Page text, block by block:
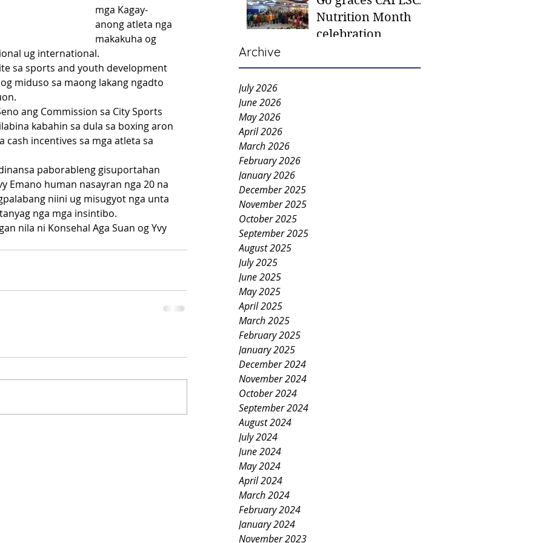
students in need -
Gaane
Nutrition Month
celebration
Archive
July 2026
June 2026
May 2026
April 2026
March 2026
February 2026
January 2026
December 2025
November 2025
October 2025
September 2025
August 2025
July 2025
June 2025
May 2025
April 2025
March 2025
February 2025
January 2025
December 2024
November 2024
October 2024
September 2024
August 2024
July 2024
June 2024
May 2024
April 2024
March 2024
February 2024
January 2024
November 2023
mga Kagay-
anong atleta nga
makakuha og
ug international.
sa sports and youth development
miduso sa maong lakang ngadto
ang Commission sa City Sports
kabahin sa dula sa boxing aron
cash incentives sa mga atleta sa
paborableng gisuportahan
Emano human nasayran nga 20 na
niini ug misugyot nga unta
nga mga insintibo.
nila ni Konsehal Aga Suan og Yvy